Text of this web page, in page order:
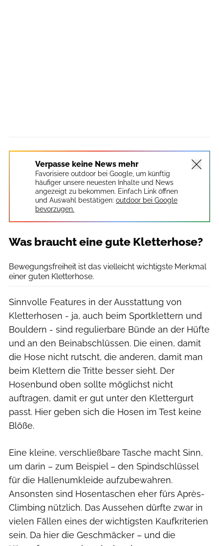
Verpasse keine News mehr
Favorisiere outdoor bei Google, um künftig
häufiger unsere neuesten Inhalte und News
angezeigt zu bekommen. Einfach Link öffnen
und Auswahl bestätigen: outdoor bei Google
bevorzugen.
Was braucht eine gute Kletterhose?
Bewegungsfreiheit ist das vielleicht wichtigste Merkmal
einer guten Kletterhose.
Sinnvolle Features in der Ausstattung von
Kletterhosen - ja, auch beim Sportklettern und
Bouldern - sind regulierbare Bünde an der Hüfte
und an den Beinabschlüssen. Die einen, damit
die Hose nicht rutscht, die anderen, damit man
beim Klettern die Tritte besser sieht. Der
Hosenbund oben sollte möglichst nicht
auftragen, damit er gut unter den Klettergurt
passt. Hier geben sich die Hosen im Test keine
Blöße.
Eine kleine, verschließbare Tasche macht Sinn,
um darin – zum Beispiel – den Spindschlüssel
für die Hallenumkleide aufzubewahren.
Ansonsten sind Hosentaschen eher fürs Après-
Climbing nützlich. Das Aussehen dürfte zwar in
vielen Fällen eines der wichtigsten Kaufkriterien
sein. Da hier die Geschmäcker – und die